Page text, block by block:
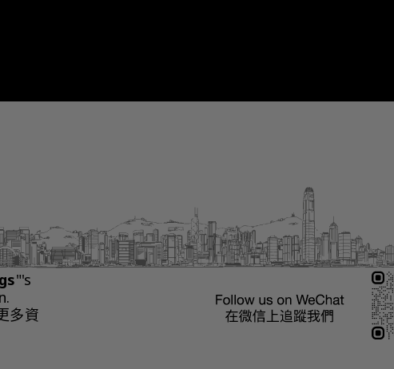
"'s
多資